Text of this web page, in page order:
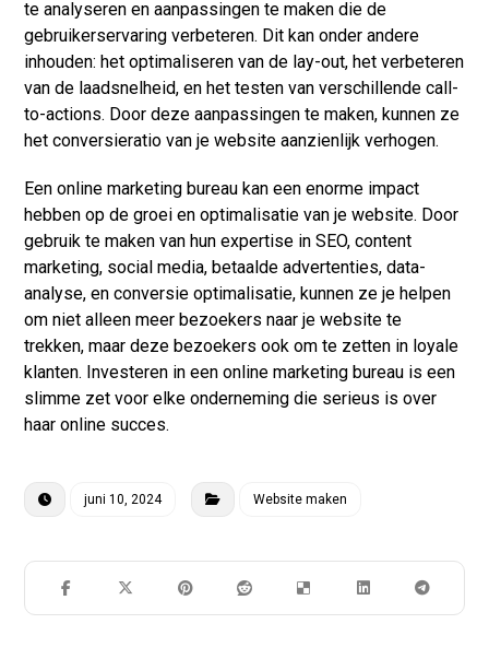
te analyseren en aanpassingen te maken die de
gebruikerservaring verbeteren. Dit kan onder andere
inhouden: het optimaliseren van de lay-out, het verbeteren
van de laadsnelheid, en het testen van verschillende call-
to-actions. Door deze aanpassingen te maken, kunnen ze
het conversieratio van je website aanzienlijk verhogen.
Een online marketing bureau kan een enorme impact
hebben op de groei en optimalisatie van je website. Door
gebruik te maken van hun expertise in SEO, content
marketing, social media, betaalde advertenties, data-
analyse, en conversie optimalisatie, kunnen ze je helpen
om niet alleen meer bezoekers naar je website te
trekken, maar deze bezoekers ook om te zetten in loyale
klanten. Investeren in een online marketing bureau is een
slimme zet voor elke onderneming die serieus is over
haar online succes.
juni 10, 2024 Website maken